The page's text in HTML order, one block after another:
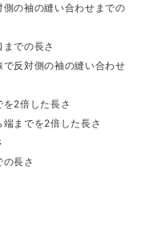
の袖の縫い合わせまでの
での長さ
反対側の袖の縫い合わせ
2倍した長さ
までを2倍した長さ
長さ